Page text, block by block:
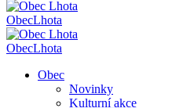
ObecLhota
ObecLhota
Obec
Novinky
Kulturní akce